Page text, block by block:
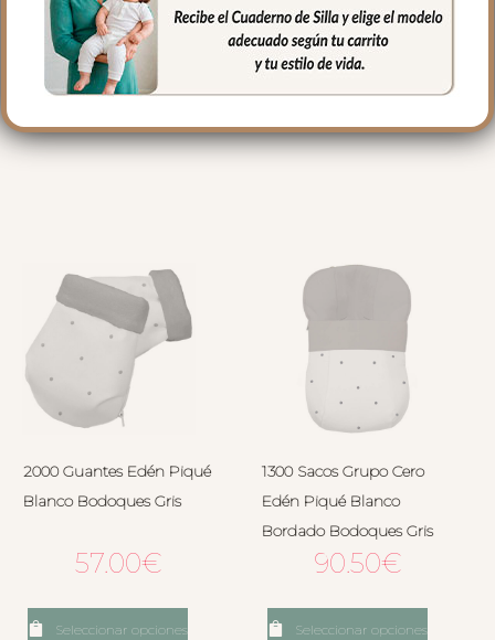
PRODUCTOS
2000 Guantes Edén Piqué
Blanco Bodoques Gris
57.00€
Seleccionar opciones
1300 Sacos Grupo Cero
Edén Piqué Blanco
Bordado Bodoques Gris
90.50€
Seleccionar opciones